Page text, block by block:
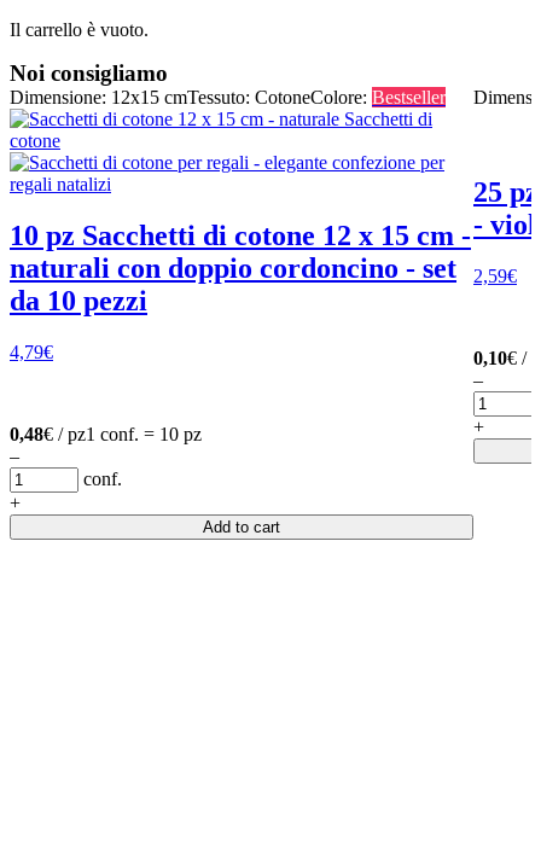
Il carrello è vuoto.
Noi consigliamo
Dimensione: 12x15 cmTessuto: CotoneColore: Bestseller
10 pz Sacchetti di cotone 12 x 15 cm -
naturali con doppio cordoncino - set
da 10 pezzi
4,79€
0,48€ / pz1 conf. = 10 pz
–
conf.
+
Add to cart
25
-
2,59€
0,10€ /
–
+